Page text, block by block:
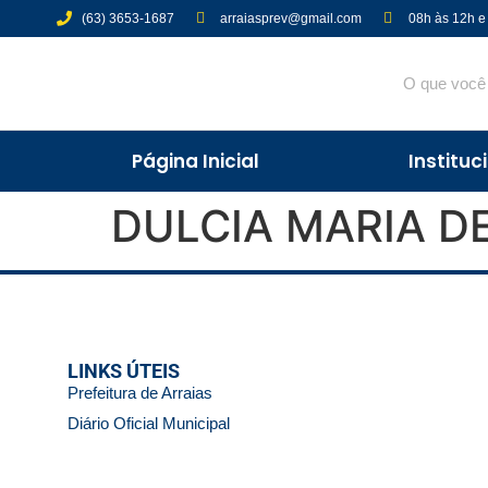
(63) 3653-1687 arraiasprev@gmail.com 08h às 12h
Página Inicial
DULCIA MARIA
LINKS ÚTEIS
Prefeitura de Arraias
Diário Oficial Municipal